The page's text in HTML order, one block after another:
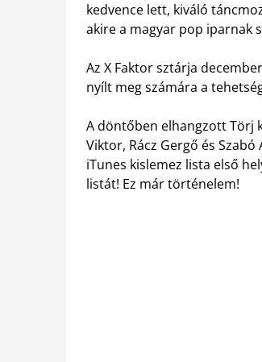
kedvence lett, kiváló
akire a magyar pop iparnak
Az X Faktor sztárja
nyílt meg számára a
A döntőben elhangzott Törj
Viktor, Rácz Gergő és
iTunes kislemez lista első
listát! Ez már történelem!